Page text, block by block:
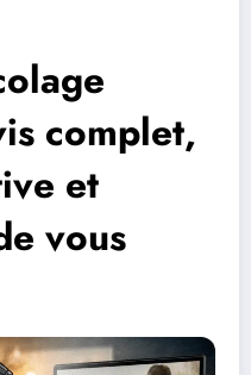
complet,
et
vous